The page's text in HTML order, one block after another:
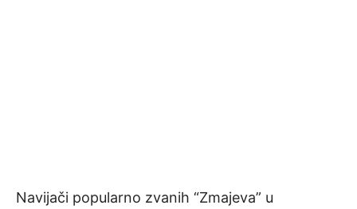
Navijači popularno zvanih “Zmajeva” u